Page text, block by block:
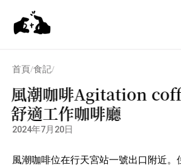
首頁/食記/
風潮咖啡Agitation
舒適工作咖啡廳
2024年7月20日
風潮咖啡位在行天宮站一號出口附近。